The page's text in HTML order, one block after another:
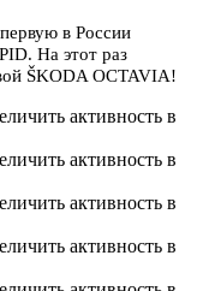
в России
На этот раз
ŠKODA OCTAVIA!